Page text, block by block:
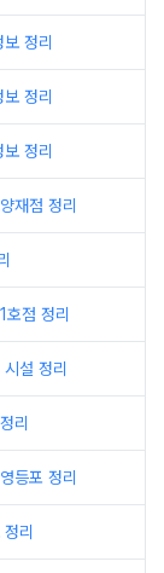
정리
정리
정리
재점 정리
호점 정리
설 정리
리
등포 정리
리